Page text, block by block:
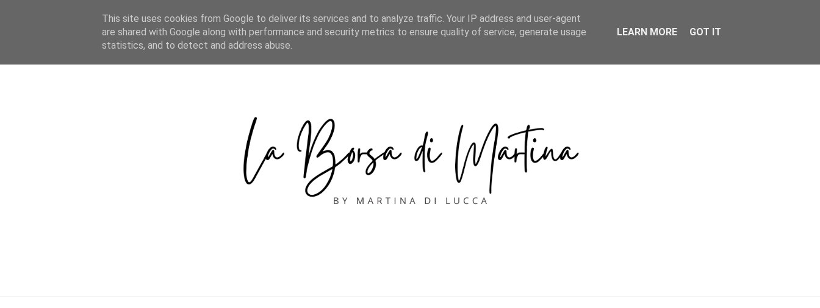
HOME CATEGORIES CONTACT
This site uses cookies from Google to deliver its services and to analyze traffic. Your IP address and user-agent
are shared with Google along with performance and security metrics to ensure quality of service, generate usage
statistics, and to detect and address abuse.
LEARN MORE GOT IT